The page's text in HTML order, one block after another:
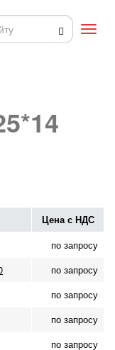
Цена с НДС
по запросу
по запросу
по запросу
по запросу
по запросу